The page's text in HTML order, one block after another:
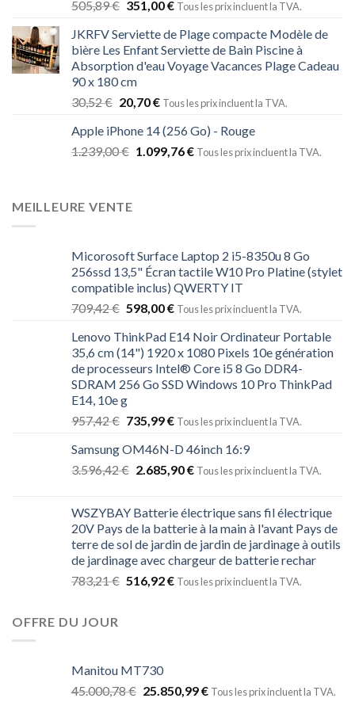
505,89€ 351,00€ Tous les prix incluent la TVA.
JKRFV Serviette de Plage compacte Modèle de
bière Les Enfant Serviette de Bain Piscine à
Absorption d'eau Voyage Vacances Plage Cadeau
90 x 180 cm
30,52€ 20,70€ Tous les prix incluent la TVA.
Apple iPhone 14 (256 Go) - Rouge
1.239,00€ 1.099,76€ Tous les prix incluent la TVA.
MEILLEURE VENTE
Micorosoft Surface Laptop 2 i5-8350u 8 Go
256ssd 13,5" Écran tactile W10 Pro Platine (stylet
compatible inclus) QWERTY IT
709,42€ 598,00€ Tous les prix incluent la TVA.
Lenovo ThinkPad E14 Noir Ordinateur Portable
35,6 cm (14") 1920 x 1080 Pixels 10e génération
de processeurs Intel® Core i5 8 Go DDR4-
SDRAM 256 Go SSD Windows 10 Pro ThinkPad
E14, 10e g
957,42€ 735,99€ Tous les prix incluent la TVA.
Samsung OM46N-D 46inch 16:9
3.596,42€ 2.685,90€ Tous les prix incluent la TVA.
WSZYBAY Batterie électrique sans fil électrique
20V Pays de la batterie à la main à l'avant Pays de
terre de sol de jardin de jardin de jardinage à outils
de jardinage avec chargeur de batterie rechar
783,21€ 516,92€ Tous les prix incluent la TVA.
OFFRE DU JOUR
Manitou MT730
45.000,78€ 25.850,99€ Tous les prix incluent la TVA.